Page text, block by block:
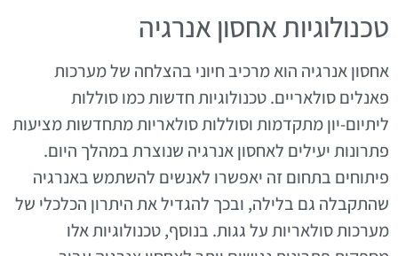
טכנולוגיות אחסון אנרגיה
אחסון אנרגיה הוא מרכיב חיוני בהצלחה של מערכות
פאנלים סולאריים. טכנולוגיות חדשות כמו סוללות
ליתיום-יון מתקדמות וסוללות סולאריות מתחדשות מציעות
פתרונות יעילים לאחסון אנרגיה שנוצרת במהלך היום.
פיתוחים בתחום זה יאפשרו לאנשים להשתמש באנרגיה
שהתקבלה גם בלילה, ובכך להגדיל את היתרון הכלכלי של
מערכות סולאריות על גגות. בנוסף, טכנולוגיות אלו